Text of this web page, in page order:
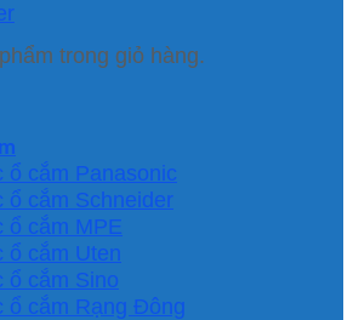
trong giỏ hàng.
ổ cắm Panasonic
ổ cắm Schneider
ổ cắm MPE
ổ cắm Uten
ổ cắm Sino
ổ cắm Rạng Đông